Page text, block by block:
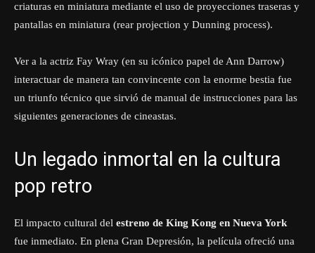
criaturas en miniatura mediante el uso de proyecciones traseras y
pantallas en miniatura (rear projection y Dunning process).
Ver a la actriz Fay Wray (en su icónico papel de Ann Darrow)
interactuar de manera tan convincente con la enorme bestia fue
un triunfo técnico que sirvió de manual de instrucciones para las
siguientes generaciones de cineastas.
Un legado inmortal en la cultura
pop retro
El impacto cultural del estreno de King Kong en Nueva York
fue inmediato. En plena Gran Depresión, la película ofreció una